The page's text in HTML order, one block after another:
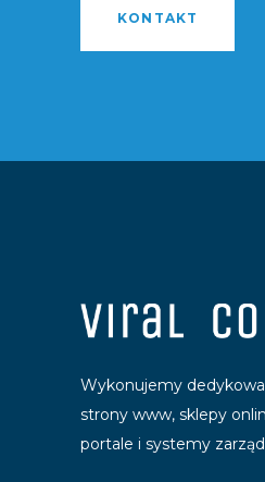
KONTAKT
Wykonujemy
strony www, sklepy
portale i systemy